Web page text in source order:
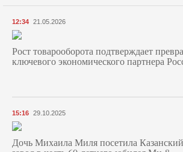
12:34 21.05.2026
Рост товарооборота подтверждает
ключевого экономического партнера
15:16 29.10.2025
Дочь Михаила Миля посетила